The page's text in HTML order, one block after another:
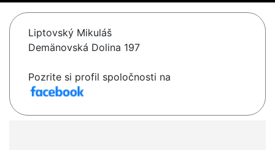
Liptovský Mikuláš
Demänovská Dolina 197
Pozrite si profil spoločnosti na